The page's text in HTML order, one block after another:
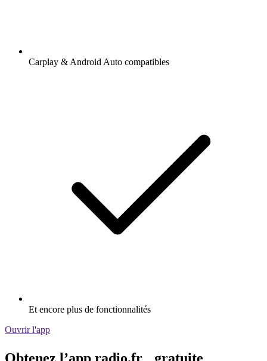
Carplay & Android Auto compatibles
Et encore plus de fonctionnalités
Ouvrir l'app